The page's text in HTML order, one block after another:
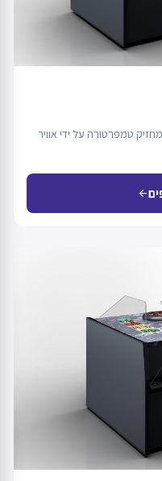
טמפרטורה על ידי אוויר
arrow_back